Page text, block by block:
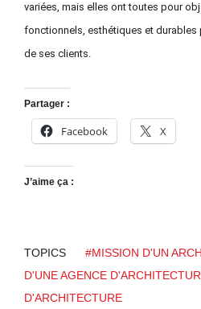
variées, mais elles ont toutes pour
fonctionnels, esthétiques et durables
de ses clients.
Partager :
Facebook X
J’aime ça :
TOPICS #MISSION D'UN
D'UNE AGENCE
D'ARCHITECTURE